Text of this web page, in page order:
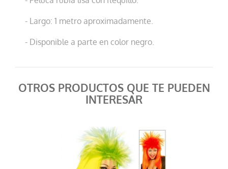
- Largo: 1 metro aproximadamente.
- Disponible a parte en color negro.
OTROS PRODUCTOS QUE TE PUEDEN
INTERESAR